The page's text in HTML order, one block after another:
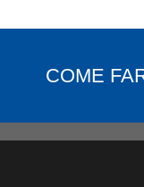
COME